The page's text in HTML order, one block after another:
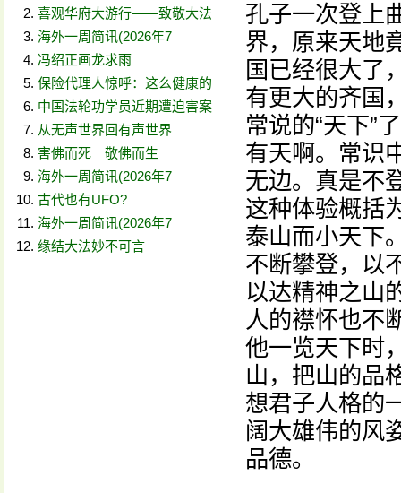
喜观华府大游行——致敬大法
海外一周简讯(2026年7
冯绍正画龙求雨
保险代理人惊呼：这么健康的
中国法轮功学员近期遭迫害案
从无声世界回有声世界
害佛而死 敬佛而生
海外一周简讯(2026年7
古代也有UFO?
海外一周简讯(2026年7
缘结大法妙不可言
孔子一次登上
界，原来天地
国已经很大了
有更大的齐国
常说的“天下”
有天啊。常识
无边。真是不
这种体验概括
泰山而小天下
不断攀登，以
以达精神之山
人的襟怀也不
他一览天下时
山，把山的品
想君子人格的
阔大雄伟的风
品德。